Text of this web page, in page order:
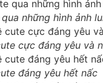
những hình ảnh
cực đáng yêu và
đáng yêu hết nấc